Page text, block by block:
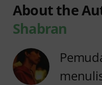
About the
Shabran